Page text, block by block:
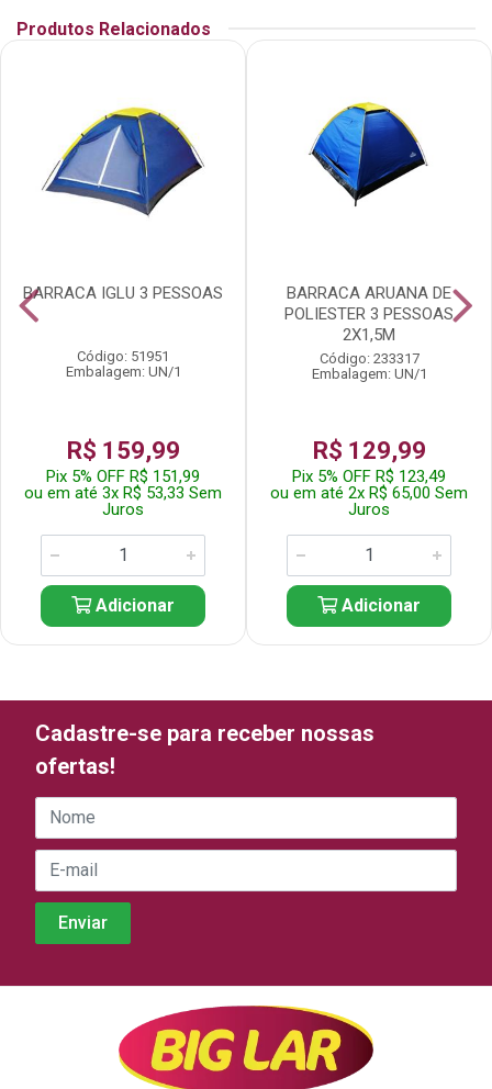
Produtos Relacionados
BARRACA IGLU 3 PESSOAS
Código: 51951
Embalagem: UN/1
R$ 159,99
Pix 5% OFF R$ 151,99
ou em até 3x R$ 53,33 Sem
Juros
Adicionar
BARRACA ARUANA DE
POLIESTER 3 PESSOAS
2X1,5M
Código: 233317
Embalagem: UN/1
R$ 129,99
Pix 5% OFF R$ 123,49
ou em até 2x R$ 65,00 Sem
Juros
Adicionar
Cadastre-se para receber nossas
ofertas!